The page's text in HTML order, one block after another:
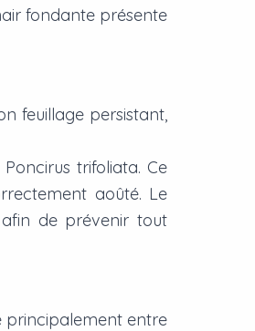
fondante présente
feuillage persistant,
Poncirus trifoliata. Ce
aoûté. Le
de prévenir tout
principalement entre